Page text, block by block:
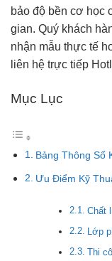
bảo độ bền cơ học
gian. Quý khách
nhận mẫu thực tế
liên hệ trực tiếp
Mục Lục
Bảng Thông Số
Ưu Điểm Kỹ
Chất
Lớp
Thi